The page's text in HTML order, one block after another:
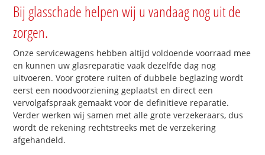
Bij glasschade helpen wij u vandaag nog uit de
zorgen.
Onze servicewagens hebben altijd voldoende voorraad mee
en kunnen uw glasreparatie vaak dezelfde dag nog
uitvoeren. Voor grotere ruiten of dubbele beglazing wordt
eerst een noodvoorziening geplaatst en direct een
vervolgafspraak gemaakt voor de definitieve reparatie.
Verder werken wij samen met alle grote verzekeraars, dus
wordt de rekening rechtstreeks met de verzekering
afgehandeld.